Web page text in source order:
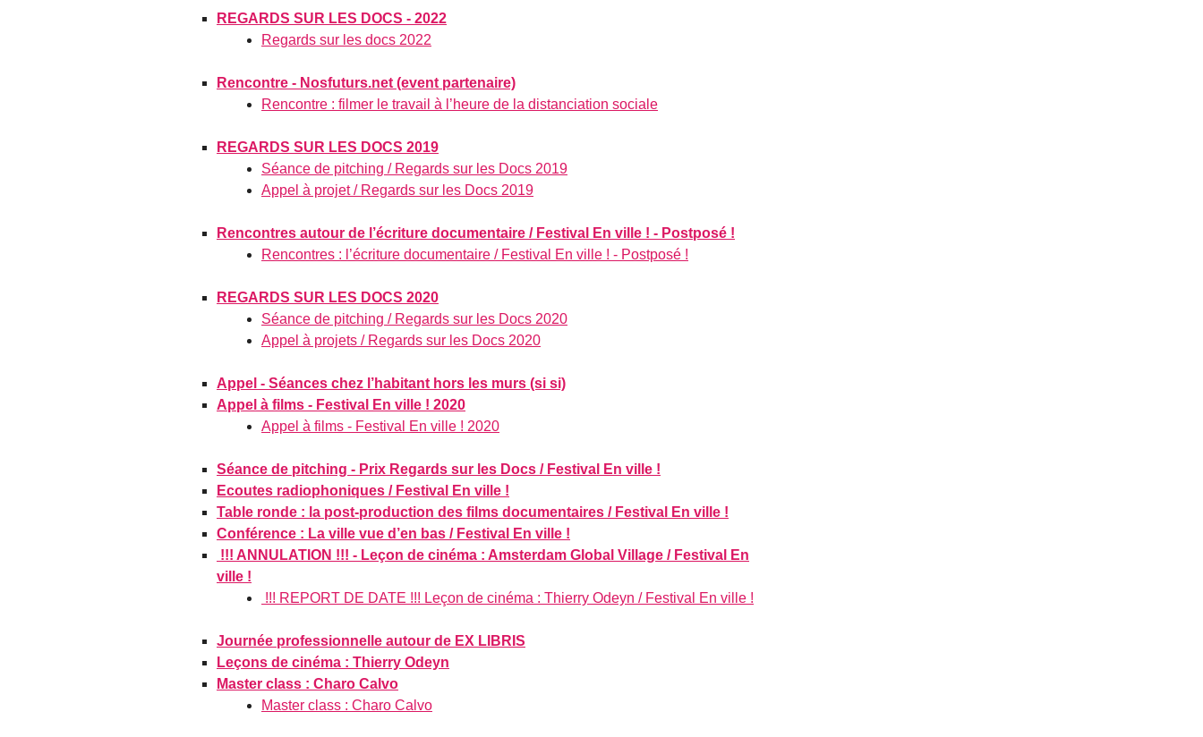
REGARDS SUR LES DOCS - 2022
Regards sur les docs 2022
Rencontre - Nosfuturs.net (event partenaire)
Rencontre : filmer le travail à l’heure de la distanciation sociale
REGARDS SUR LES DOCS 2019
Séance de pitching / Regards sur les Docs 2019
Appel à projet / Regards sur les Docs 2019
Rencontres autour de l’écriture documentaire / Festival En ville ! - Postposé !
Rencontres : l’écriture documentaire / Festival En ville ! - Postposé !
REGARDS SUR LES DOCS 2020
Séance de pitching / Regards sur les Docs 2020
Appel à projets / Regards sur les Docs 2020
Appel - Séances chez l’habitant hors les murs (si si)
Appel à films - Festival En ville ! 2020
Appel à films - Festival En ville ! 2020
Séance de pitching - Prix Regards sur les Docs / Festival En ville !
Ecoutes radiophoniques / Festival En ville !
Table ronde : la post-production des films documentaires / Festival En ville !
Conférence : La ville vue d’en bas / Festival En ville !
!!! ANNULATION !!! - Leçon de cinéma : Amsterdam Global Village / Festival En
ville !
!!! REPORT DE DATE !!! Leçon de cinéma : Thierry Odeyn / Festival En ville !
Journée professionnelle autour de EX LIBRIS
Leçons de cinéma : Thierry Odeyn
Master class : Charo Calvo
Master class : Charo Calvo